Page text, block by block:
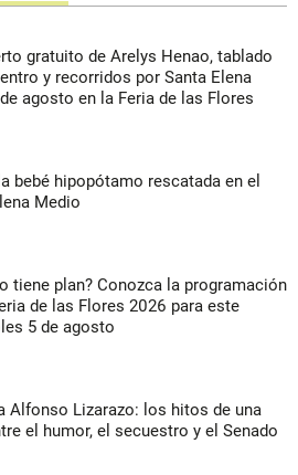
gratuito de Arelys Henao, tablado
y recorridos por Santa Elena
agosto en la Feria de las Flores
bebé hipopótamo rescatada en el
Medio
tiene plan? Conozca la programación
de las Flores 2026 para este
5 de agosto
Alfonso Lizarazo: los hitos de una
el humor, el secuestro y el Senado